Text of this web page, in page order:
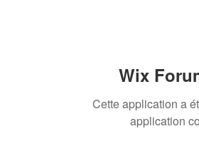
Wix
Cette application a
application